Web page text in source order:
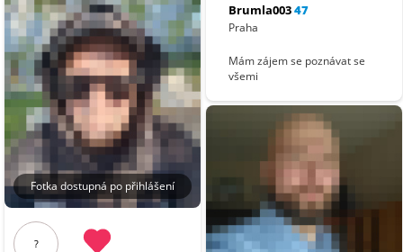
Fotka dostupná po přihlášení
?
Brumla00347
Praha
Mám zájem se poznávat se
všemi